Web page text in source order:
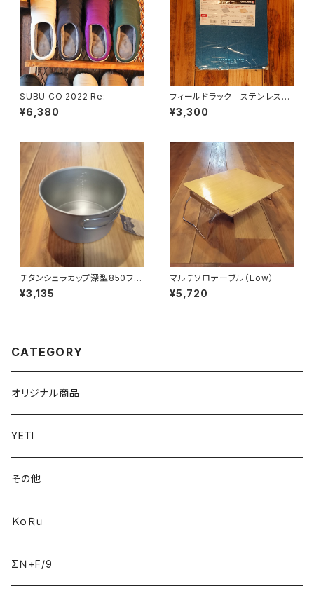
SUBU CO 2022 Re:
¥6,380
フィールドラック ステンレス天
板 ハーフ
¥3,300
チタンシェラカップ深型850フォ
ールドハンドル(メモリ付)
¥3,135
マルチソロテーブル（Low）
¥5,720
CATEGORY
オリジナル商品
YETI
その他
ＫｏＲｕ
ΣＮ+F/9